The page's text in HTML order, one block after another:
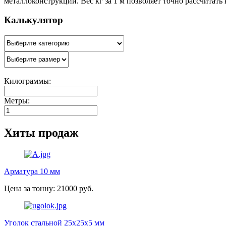
Калькулятор
Килограммы:
Метры:
Хиты продаж
Арматура 10 мм
Цена за тонну: 21000 руб.
Уголок стальной 25х25х5 мм